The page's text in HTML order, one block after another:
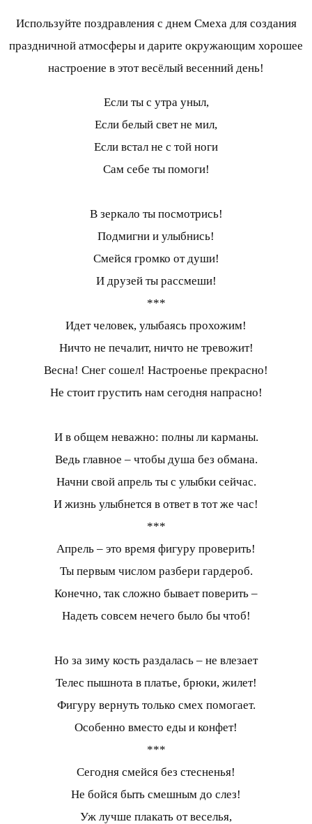
Используйте поздравления с днем Смеха для создания
праздничной атмосферы и дарите окружающим хорошее
настроение в этот весёлый весенний день!
Если ты с утра уныл,
Если белый свет не мил,
Если встал не с той ноги
Сам себе ты помоги!
В зеркало ты посмотрись!
Подмигни и улыбнись!
Смейся громко от души!
И друзей ты рассмеши!
***
Идет человек, улыбаясь прохожим!
Ничто не печалит, ничто не тревожит!
Весна! Снег сошел! Настроенье прекрасно!
Не стоит грустить нам сегодня напрасно!
И в общем неважно: полны ли карманы.
Ведь главное – чтобы душа без обмана.
Начни свой апрель ты с улыбки сейчас.
И жизнь улыбнется в ответ в тот же час!
***
Апрель – это время фигуру проверить!
Ты первым числом разбери гардероб.
Конечно, так сложно бывает поверить –
Надеть совсем нечего было бы чтоб!
Но за зиму кость раздалась – не влезает
Телес пышнота в платье, брюки, жилет!
Фигуру вернуть только смех помогает.
Особенно вместо еды и конфет!
***
Сегодня смейся без стесненья!
Не бойся быть смешным до слез!
Уж лучше плакать от веселья,